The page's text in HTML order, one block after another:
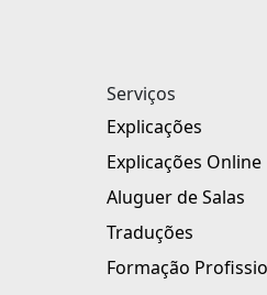
Serviços
Explicações
Explicações Online
Aluguer de Salas
Traduções
Formação